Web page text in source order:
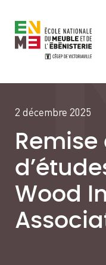
Skip
2 décembre 2025
Wood